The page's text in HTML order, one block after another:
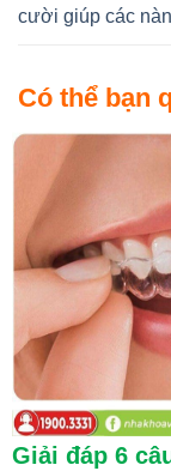
cười giúp các
Có thể bạn
Giải đáp 6